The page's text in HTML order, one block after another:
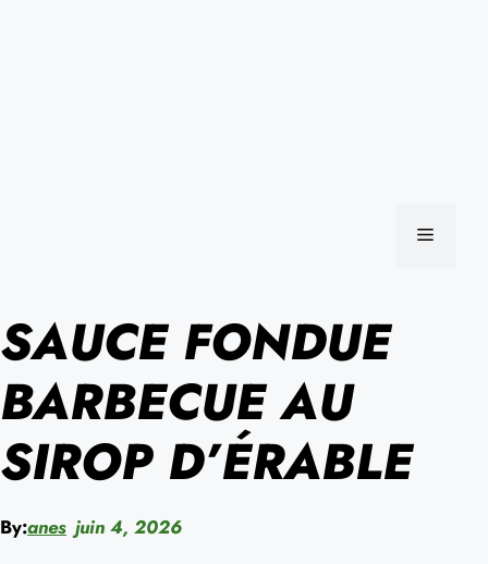
MENU
SAUCE FONDUE
BARBECUE AU
SIROP D’ÉRABLE
By:anes juin 4, 2026